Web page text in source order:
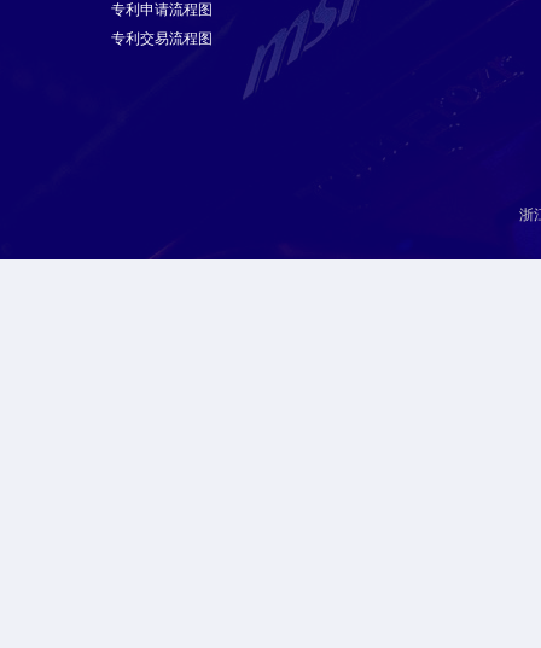
专利申请流程图
专利交易流程图
浙